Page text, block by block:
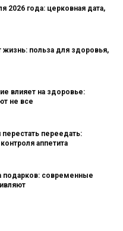
2026 года: церковная дата,
жизнь: польза для здоровья,
влияет на здоровье:
не все
переедать:
аппетита
подарков: современные